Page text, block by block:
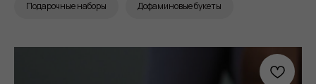
Подарочные наборы Дофаминовые букеты